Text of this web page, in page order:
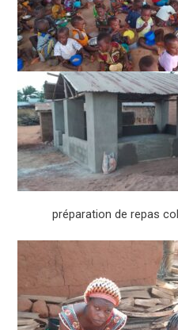
préparation de repas